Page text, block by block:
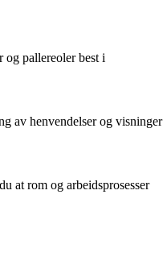
pallereoler best i
av henvendelser og visninger
at rom og arbeidsprosesser